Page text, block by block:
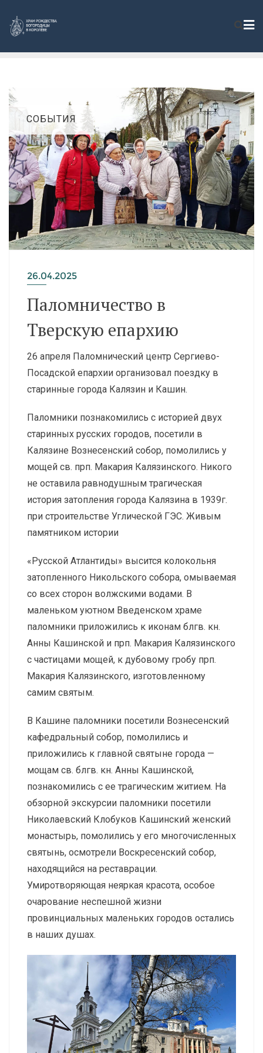
СОБЫТИЯ
26.04.2025
Паломничество в
Тверскую епархию
26 апреля Паломнический центр Сергиево-
Посадской епархии организовал поездку в
старинные города Калязин и Кашин.
Паломники познакомились с историей двух
старинных русских городов, посетили в
Калязине Вознесенский собор, помолились у
мощей св. прп. Макария Калязинского. Никого
не оставила равнодушным трагическая
история затопления города Калязина в 1939г.
при строительстве Углической ГЭС. Живым
памятником истории
«Русской Атлантиды» высится колокольня
затопленного Никольского собора, омываемая
со всех сторон волжскими водами. В
маленьком уютном Введенском храме
паломники приложились к иконам блгв. кн.
Анны Кашинской и прп. Макария Калязинского
с частицами мощей, к дубовому гробу прп.
Макария Калязинского, изготовленному
самим святым.
В Кашине паломники посетили Вознесенский
кафедральный собор, помолились и
приложились к главной святыне города —
мощам св. блгв. кн. Анны Кашинской,
познакомились с ее трагическим житием. На
обзорной экскурсии паломники посетили
Николаевский Клобуков Кашинский женский
монастырь, помолились у его многочисленных
святынь, осмотрели Воскресенский собор,
находящийся на реставрации.
Умиротворяющая неяркая красота, особое
очарование неспешной жизни
провинциальных маленьких городов остались
в наших душах.